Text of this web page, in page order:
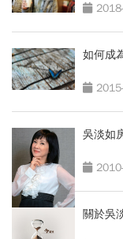
如何成
吳淡如
關於吳